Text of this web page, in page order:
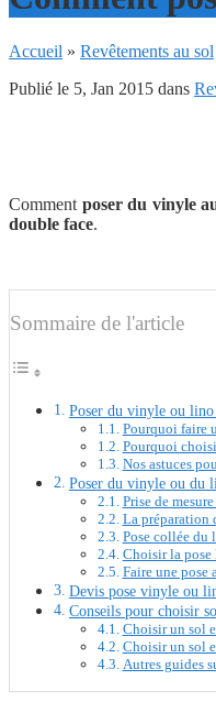
Accueil » Revêtements au sol
Publié le 5, Jan 2015 dans
Comment poser du vinyle
double face.
Sommaire de l'article
Poser du vinyle ou
Pourquoi faire
Pourquoi
Nos astuces
Poser du vinyle ou du
Prise de
La préparation
Pose collée
Choisir la pose
Faire une pose
Devis pose vinyle ou
Conseils pour choisir
Choisir un sol
Choisir un sol
Autres guides